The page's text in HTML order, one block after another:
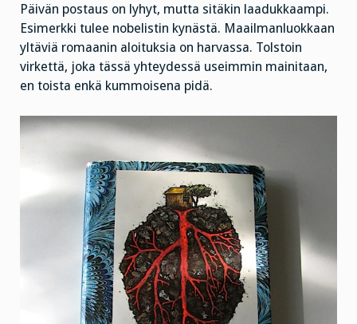
Päivän postaus on lyhyt, mutta sitäkin laadukkaampi.
Esimerkki tulee nobelistin kynästä. Maailmanluokkaan
yltäviä romaanin aloituksia on harvassa. Tolstoin
virkettä, joka tässä yhteydessä useimmin mainitaan,
en toista enkä kummoisena pidä.